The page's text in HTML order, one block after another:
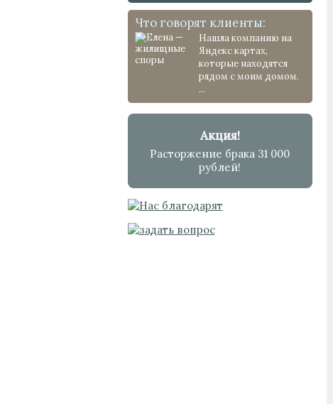
Что говорят клиенты:
Нашла компанию на
Яндекс картах,
которые находятся
рядом с моим домом.
...
Акция!
Расторжение брака 31 000
рублей!